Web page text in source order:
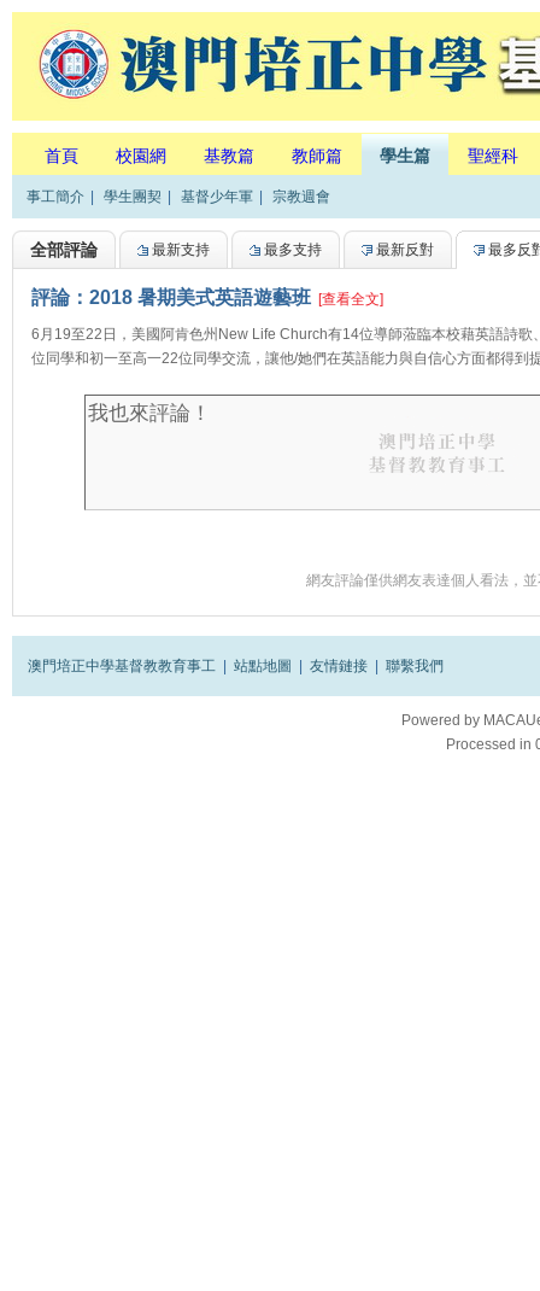
首頁 校園網 基教篇 教師篇 學生篇 聖經科
事工簡介 學生團契 基督少年軍 宗教週會
全部評論 最新支持 最多支持 最新反對 最多反
評論：2018 暑期美式英語遊藝班 [查看全文]
6月19至22日，美國阿肯色州New Life Church有14位導師蒞臨本校藉英語詩
位同學和初一至高一22位同學交流，讓他/她們在英語能力與自信心方面都得到
網友評論僅供網友表達個人看法，
澳門培正中學基督教教育事工 站點地圖 友情鏈接 聯繫我們
Powered by
Processed in